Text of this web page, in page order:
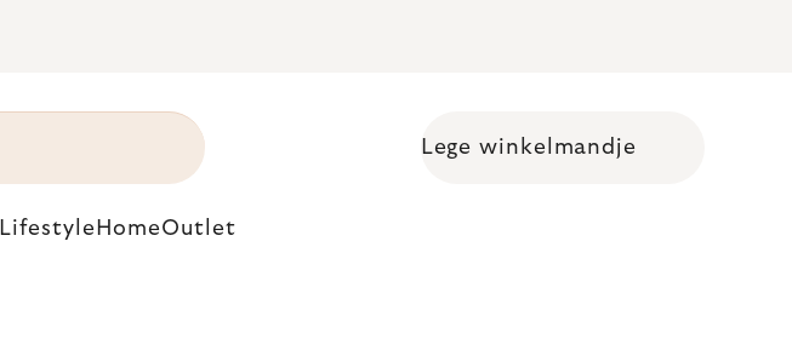
Shopping cart
Lege winkelmandje
Lifestyle HomeOutlet